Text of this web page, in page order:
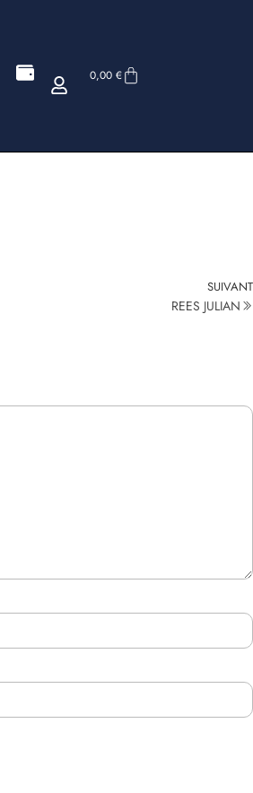
0,00 €
SUIVANT
REES JULIAN